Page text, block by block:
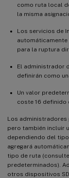
como ruta local
la misma
Los servicios de
para la ruptura
El administrador
definirán como
Un valor
coste 16 definido
Los administradores
pero también incluir
dependiendo del
agregará
tipo de ruta
predeterminados).
otros dispositivos